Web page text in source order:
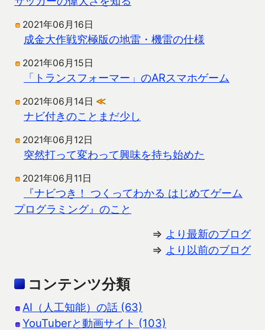
2021年06月16日
成金大作戦究極版の地雷・機雷の仕様
2021年06月15日
「トランスフォーマー」のARスマホゲーム
2021年06月14日 ≪
ナビ付きのことまだ少し
2021年06月12日
突然打って変わって興味を持ち始めた
2021年06月11日
『ナビつき！ つくってわかる はじめてゲーム
プログラミング』のこと
⇒ より最新のブログ
⇒ より以前のブログ
コンテンツ分類
AI（人工知能）の話 (63)
YouTuberと動画サイト (103)